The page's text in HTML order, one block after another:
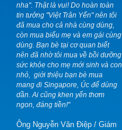
nha". Thật là vui! Do hoàn toàn
tin tưởng "Việt Trân Yến" nên tôi
đã mua cho cả nhà cùng dùng,
còn mua biếu mẹ và em gái cùng
dùng. Bạn bè tại cơ quan biết
nên đã nhờ tôi mua về bồi dưỡng
sức khỏe cho mẹ mới sinh và con
nhỏ,
giới thiệu bạn bè mua
mang đi Singapore, Úc để dùng
dần. Ai cũng khen yến thơm
ngon, đáng tiền!"
Ông Nguyễn Văn Điệp / Giám